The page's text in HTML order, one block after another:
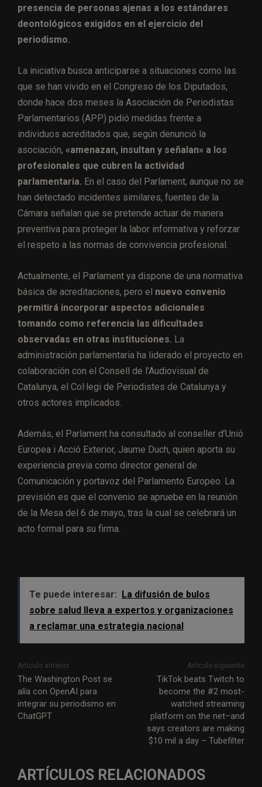
presencia de personas ajenas a los estándares
deontológicos exigidos en el ejercicio del
periodismo.
La iniciativa busca anticiparse a situaciones como las
que se han vivido en el Congreso de los Diputados,
donde hace dos meses la Asociación de Periodistas
Parlamentarios (APP) pidió medidas frente a
individuos acreditados que, según denunció la
asociación, «amenazan, insultan y señalan» a los
profesionales que cubren la actividad
parlamentaria. En el caso del Parlament, aunque no se
han detectado incidentes similares, fuentes de la
Cámara señalan que se pretende actuar de manera
preventiva para proteger la labor informativa y reforzar
el respeto a las normas de convivencia profesional.
Actualmente, el Parlament ya dispone de una normativa
básica de acreditaciones, pero el nuevo convenio
permitirá incorporar aspectos adicionales
tomando como referencia las dificultades
observadas en otras instituciones. La
administración parlamentaria ha liderado el proyecto en
colaboración con el Consell de l’Audiovisual de
Catalunya, el Col·legi de Periodistes de Catalunya y
otros actores implicados.
Además, el Parlament ha consultado al conseller d’Unió
Europea i Acció Exterior, Jaume Duch, quien aporta su
experiencia previa como director general de
Comunicación y portavoz del Parlamento Europeo. La
previsión es que el convenio se apruebe en la reunión
de la Mesa del 6 de mayo, tras la cual se celebrará un
acto formal para su firma.
Te puede interesar:
La difusión de bulos
sobre salud lleva a expertos y organizaciones
a reclamar una estrategia nacional
Artículo anterior
The Washington Post se
alía con OpenAI para
integrar su periodismo en
ChatGPT
Artículo siguiente
TikTok beats Twitch to
become the #2 most-
watched streaming
platform on the net–and
says creators are making
$10 mil a day – Tubefilter
ARTÍCULOS RELACIONADOS